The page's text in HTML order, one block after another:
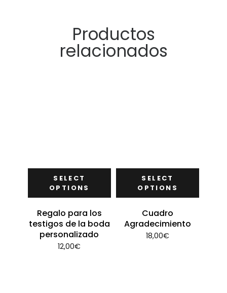
Productos
relacionados
SELECT
OPTIONS
Regalo para los
testigos de la boda
personalizado
12,00€
SELECT
OPTIONS
Cuadro
Agradecimiento
18,00€